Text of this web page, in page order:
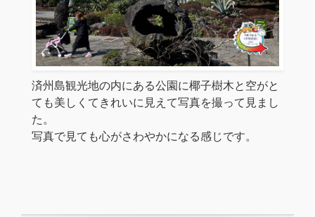
済州島観光地の内にある公園に椰子樹木と空がと
ても美しくてきれいに見えて写真を撮って見まし
た。
写真で見ても心がさわやかになる感じです。